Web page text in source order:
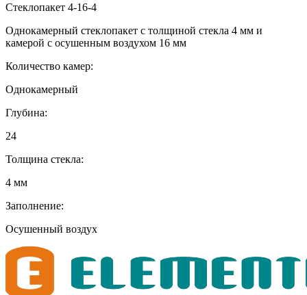
Стеклопакет 4-16-4
Однокамерный стеклопакет с толщиной стекла 4 мм и
камерой с осушенным воздухом 16 мм
Количество камер:
Однокамерный
Глубина:
24
Толщина стекла:
4 мм
Заполнение:
Осушенный воздух